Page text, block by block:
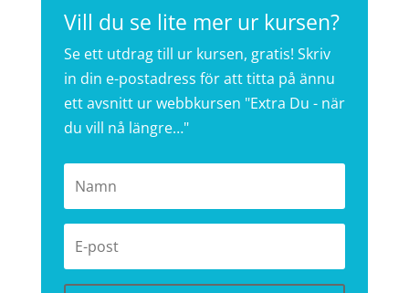
Vill du se lite mer ur kursen?
Se ett utdrag till ur kursen, gratis! Skriv
in din e-postadress för att titta på ännu
ett avsnitt ur webbkursen "Extra Du - när
du vill nå längre…"